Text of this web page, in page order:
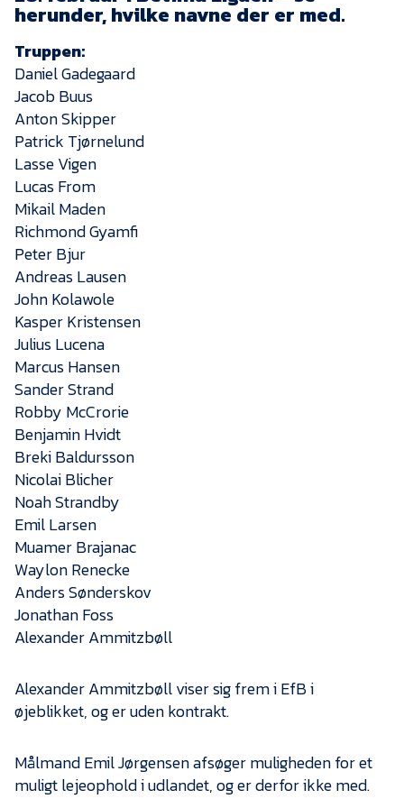
Blue Water Arena
Kontakt
Presse
herunder, hvilke navne der er med.
Truppen:
Daniel Gadegaard
Jacob Buus
Anton Skipper
Patrick Tjørnelund
Lasse Vigen
Lucas From
Mikail Maden
Richmond Gyamfi
Peter Bjur
Andreas Lausen
John Kolawole
Kasper Kristensen
Julius Lucena
Marcus Hansen
Sander Strand
Robby McCrorie
Benjamin Hvidt
Breki Baldursson
Nicolai Blicher
Noah Strandby
Emil Larsen
Muamer Brajanac
Waylon Renecke
Anders Sønderskov
Jonathan Foss
Alexander Ammitzbøll
Alexander Ammitzbøll viser sig frem i EfB i
øjeblikket, og er uden kontrakt.
Målmand Emil Jørgensen afsøger muligheden for et
muligt lejeophold i udlandet, og er derfor ikke med.